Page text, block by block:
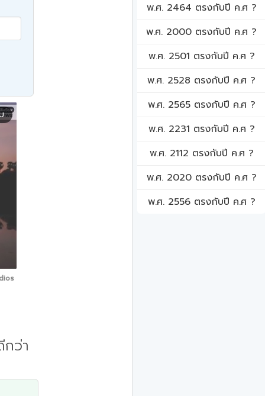
ว่า
พ.ศ. 2464 ตรงกับปี ค.ศ ?
พ.ศ. 2000 ตรงกับปี ค.ศ ?
พ.ศ. 2501 ตรงกับปี ค.ศ ?
พ.ศ. 2528 ตรงกับปี ค.ศ ?
พ.ศ. 2565 ตรงกับปี ค.ศ ?
พ.ศ. 2231 ตรงกับปี ค.ศ ?
พ.ศ. 2112 ตรงกับปี ค.ศ ?
พ.ศ. 2020 ตรงกับปี ค.ศ ?
พ.ศ. 2556 ตรงกับปี ค.ศ ?